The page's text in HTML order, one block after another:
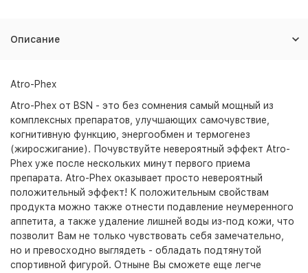
Описание
Atro-Phex
Atro-Phex от BSN - это без сомнения самый мощный из
комплексных препаратов, улучшающих самочувствие,
когнитивную функцию, энергообмен и термогенез
(жиросжигание). Почувствуйте невероятный эффект Atro-
Phex уже после нескольких минут первого приема
препарата. Atro-Phex оказывает просто невероятный
положительный эффект! К положительным свойствам
продукта можно также отнести подавление неумеренного
аппетита, а также удаление лишней воды из-под кожи, что
позволит Вам не только чувствовать себя замечательно,
но и превосходно выглядеть - обладать подтянутой
спортивной фигурой. Отныне Вы сможете еще легче